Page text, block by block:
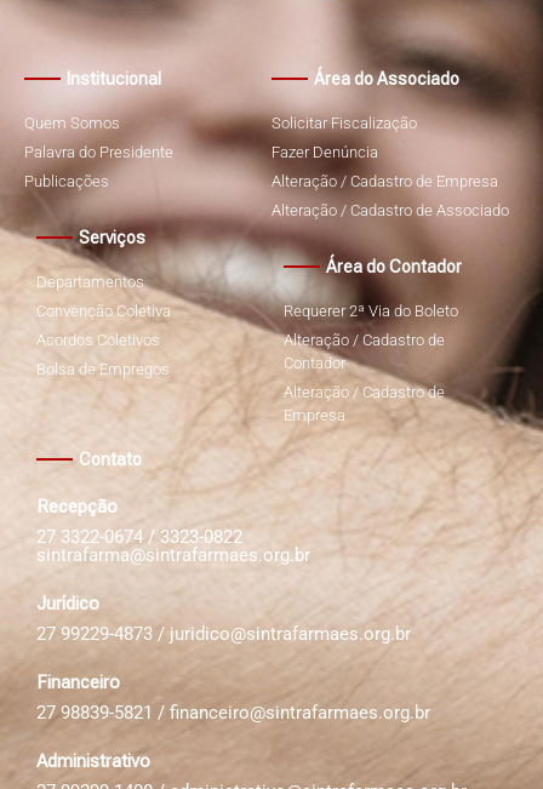
Institucional
Quem Somos
Palavra do Presidente
Publicações
Serviços
Departamentos
Convenção Coletiva
Acordos Coletivos
Bolsa de Empregos
Área do Associado
Solicitar Fiscalização
Fazer Denúncia
Alteração / Cadastro de Empresa
Alteração / Cadastro de Associado
Área do Contador
Requerer 2ª Via do Boleto
Alteração / Cadastro de
Contador
Alteração / Cadastro de
Empresa
Contato
Recepção
27 3322-0674 / 3323-0822
sintrafarma@sintrafarmaes.org.br
Jurídico
27 99229-4873 / juridico@sintrafarmaes.org.br
Financeiro
27 98839-5821 / financeiro@sintrafarmaes.org.br
Administrativo